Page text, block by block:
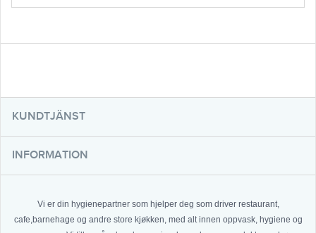
KUNDTJÄNST
INFORMATION
Vi er din hygienepartner som hjelper deg som driver restaurant,
cafe,barnehage og andre store kjøkken, med alt innen oppvask, hygiene og